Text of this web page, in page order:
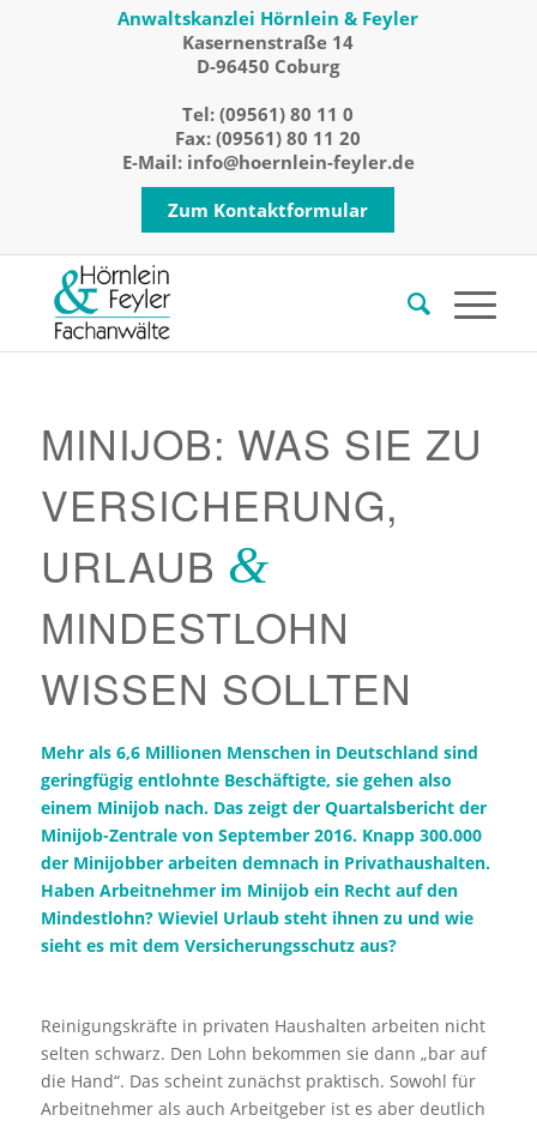
Anwaltskanzlei Hörnlein & Feyler
Kasernenstraße 14
D-96450 Coburg
Tel:(09561) 80 11 0
Fax: (09561) 80 11 20
E-Mail: info@hoernlein-feyler.de
Zum Kontaktformular
MINIJOB: WAS SIE ZU
VERSICHERUNG,
URLAUB &
MINDESTLOHN
WISSEN SOLLTEN
Mehr als 6,6 Millionen Menschen in Deutschland sind
geringfügig entlohnte Beschäftigte, sie gehen also
einem Minijob nach. Das zeigt der Quartalsbericht der
Minijob-Zentrale von September 2016. Knapp 300.000
der Minijobber arbeiten demnach in Privathaushalten.
Haben Arbeitnehmer im Minijob ein Recht auf den
Mindestlohn? Wieviel Urlaub steht ihnen zu und wie
sieht es mit dem Versicherungsschutz aus?
Reinigungskräfte in privaten Haushalten arbeiten nicht
selten schwarz. Den Lohn bekommen sie dann „bar auf
die Hand“. Das scheint zunächst praktisch. Sowohl für
Arbeitnehmer als auch Arbeitgeber ist es aber deutlich